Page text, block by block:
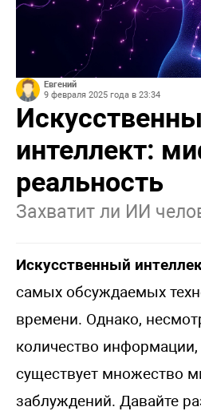
Евгений
9 февраля 2025 года в 23:34
интеллект:
реальность
Захватит ли ИИ
Искусственный
самых обсуждаемых
времени. Однако,
количество
существует множество
заблуждений. Давайте